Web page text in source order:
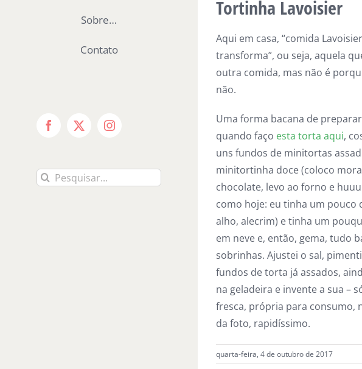
Sobre…
Contato
Facebook
X Instagram
Buscar
Tortinha Lavoisier
Aqui em casa, “comida
transforma”, ou seja, aquela
outra comida, mas não é
não.
Uma forma bacana de
quando faço esta torta aqui,
uns fundos de minitortas
minitortinha doce (coloco
chocolate, levo ao forno e
como hoje: eu tinha um pouco
alho, alecrim) e tinha um
em neve e, então, gema, tudo
sobrinhas. Ajustei o sal,
fundos de torta já assados,
na geladeira e invente a sua –
fresca, própria para consumo,
da foto, rapidíssimo.
quarta-feira, 4 de outubro de 2017